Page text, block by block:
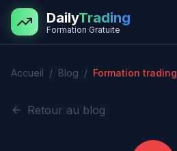
Aller au contenu principal
DailyTrading
Formation Gratuite
Accueil / Blog / Formation trading
Retour au blog